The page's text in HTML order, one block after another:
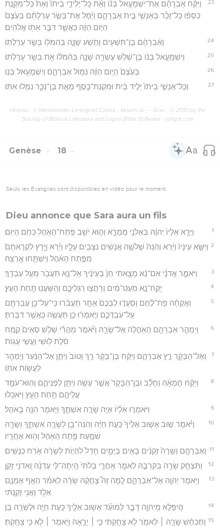
23
וַיִּקַּ֨ח אַבְרָהָ֜ם אֶת־יִשְׁמָעֵ֣אל בְּנ֗וֹ וְאֵ֨ת כָּל־יְלִידֵ֤י בֵיתוֹ֙ וְאֵת֙ כָּל־מִקְנַ֣ת
כַּסְפּ֔וֹ כָּל־זָכָ֕ר בְּאַנְשֵׁ֖י בֵּ֣ית אַבְרָהָ֑ם וַיָּ֜מָל אֶת־בְּשַׂ֣ר עָרְלָתָ֗ם בְּעֶ֙צֶם֙
הַיּ֣וֹם הַזֶּ֔ה כַּאֲשֶׁ֛ר דִּבֶּ֥ר אִתּ֖וֹ אֱלֹהִֽים׃
24 וְאַ֨בְרָהָ֔ם בֶּן־תִּשְׁעִ֥ים וָתֵ֖שַׁע שָׁנָ֑ה בְּהִמֹּל֖וֹ בְּשַׂ֥ר עָרְלָתֽוֹ׃
25 וְיִשְׁמָעֵ֣אל בְּנ֔וֹ בֶּן־שְׁלֹ֥שׁ עֶשְׂרֵ֖ה שָׁנָ֑ה בְּהִ֨מֹּל֔וֹ אֵ֖ת בְּשַׂ֥ר עָרְלָתֽוֹ׃
26 בְּעֶ֙צֶם֙ הַיּ֣וֹם הַזֶּ֔ה נִמּ֖וֹל אַבְרָהָ֑ם וְיִשְׁמָעֵ֖אל בְּנֽוֹ׃
27 וְכָל־אַנְשֵׁ֤י בֵיתוֹ֙ יְלִ֣יד בָּ֔יִת וּמִקְנַת־כֶּ֖סֶף מֵאֵ֣ת בֶּן־נֵכָ֑ר נִמֹּ֖לוּ אִתּֽוֹ׃
Hébreu : © Westminster Leningrad Codex - tanach.us --- Grec : © 2010 by the
Society of Biblical Literature and Logos Bible Software - sblgnt.com
Genèse 18
Seuls les Évangiles sont disponibles en vidéo pour le moment.
Dieu annonce que Sara aura un fils
1 וַיֵּרָ֤א אֵלָיו֙ יְהוָ֔ה בְּאֵלֹנֵ֖י מַמְרֵ֑א וְה֛וּא יֹשֵׁ֥ב פֶּֽתַח־הָאֹ֖הֶל כְּחֹ֥ם הַיּֽוֹם׃
2 וַיִּשָּׂ֤א עֵינָיו֙ וַיַּ֔רְא וְהִנֵּה֙ שְׁלֹשָׁ֣ה אֲנָשִׁ֔ים נִצָּבִ֖ים עָלָ֑יו וַיַּ֗רְא וַיָּ֤רָץ לִקְרָאתָם֙
מִפֶּ֣תַח הָאֹ֔הֶל וַיִּשְׁתַּ֖חוּ אָֽרְצָה׃
3 וַיֹּאמַ֑ר אֲדֹנָ֗י אִם־נָ֨א מָצָ֤אתִי חֵן֙ בְּעֵינֶ֔יךָ אַל־נָ֥א תַעֲבֹ֖ר מֵעַ֥ל עַבְדֶּֽךָ׃
4 יֻקַּֽח־נָ֣א מְעַט־מַ֔יִם וְרַחֲצ֖וּ רַגְלֵיכֶ֑ם וְהִֽשָּׁעֲנ֖וּ תַּ֥חַת הָעֵֽץ׃
5
וְאֶקְחָ֨ה פַת־לֶ֜חֶם וְסַעֲד֤וּ לִבְּכֶם֙ אַחַ֣ר תַּעֲבֹ֔רוּ כִּֽי־עַל־כֵּ֥ן עֲבַרְתֶּ֖ם
עַֽל־עַבְדְּכֶ֑ם וַיֹּ֣אמְר֔וּ כֵּ֥ן תַּעֲשֶׂ֖ה כַּאֲשֶׁ֥ר דִּבַּֽרְתָּ׃
6
וַיְמַהֵ֧ר אַבְרָהָ֛ם הָאֹ֖הֱלָה אֶל־שָׂרָ֑ה וַיֹּ֗אמֶר מַהֲרִ֞י שְׁלֹ֤שׁ סְאִים֙ קֶ֣מַח
סֹ֔לֶת ל֖וּשִׁי וַעֲשִׂ֥י עֻגֽוֹת׃
7
וְאֶל־הַבָּקָ֖ר רָ֣ץ אַבְרָהָ֑ם וַיִּקַּ֨ח בֶּן־בָּקָ֜ר רַ֤ךְ וָטוֹב֙ וַיִּתֵּ֣ן אֶל־הַנַּ֔עַר וַיְמַהֵ֖ר
לַעֲשׂ֥וֹת אֹתֽוֹ׃
8
וַיִּקַּ֨ח חֶמְאָ֜ה וְחָלָ֗ב וּבֶן־הַבָּקָר֙ אֲשֶׁ֣ר עָשָׂ֔ה וַיִּתֵּ֖ן לִפְנֵיהֶ֑ם וְהֽוּא־עֹמֵ֧ד
עֲלֵיהֶ֛ם תַּ֥חַת הָעֵ֖ץ וַיֹּאכֵֽלוּ׃
9 וַיֹּאמְר֣וּ אֵׄלָׄ֔יׄוׄ אַיֵּ֖ה שָׂרָ֣ה אִשְׁתֶּ֑ךָ וַיֹּ֖אמֶר הִנֵּ֥ה בָאֹֽהֶל׃
10
וַיֹּ֗אמֶר שׁ֣וֹב אָשׁ֤וּב אֵלֶ֙יךָ֙ כָּעֵ֣ת חַיָּ֔ה וְהִנֵּה־בֵ֖ן לְשָׂרָ֣ה אִשְׁתֶּ֑ךָ וְשָׂרָ֥ה
שֹׁמַ֛עַת פֶּ֥תַח הָאֹ֖הֶל וְה֥וּא אַחֲרָֽיו׃
11 וְאַבְרָהָ֤ם וְשָׂרָה֙ זְקֵנִ֔ים בָּאִ֖ים בַּיָּמִ֑ים חָדַל֙ לִהְי֣וֹת לְשָׂרָ֔ה אֹ֖רַח כַּנָּשִֽׁים׃
12 וַתִּצְחַ֥ק שָׂרָ֖ה בְּקִרְבָּ֣הּ לֵאמֹ֑ר אַחֲרֵ֤י בְלֹתִי֙ הָֽיְתָה־לִּ֣י עֶדְנָ֔ה וַֽאדֹנִ֖י זָקֵֽן׃
13
וַיֹּ֥אמֶר יְהוָ֖ה אֶל־אַבְרָהָ֑ם לָ֣מָּה זֶּה֩ צָחֲקָ֨ה שָׂרָ֜ה לֵאמֹ֗ר הַאַ֥ף אֻמְנָ֛ם
אֵלֵ֖ד וַאֲנִ֥י זָקַֽנְתִּי׃
14 הֲיִפָּלֵ֥א מֵיְהוָ֖ה דָּבָ֑ר לַמּוֹעֵ֞ד אָשׁ֥וּב אֵלֶ֛יךָ כָּעֵ֥ת חַיָּ֖ה וּלְשָׂרָ֥ה בֵֽן׃
15 וַתְּכַחֵ֨שׁ שָׂרָ֧ה ׀ לֵאמֹ֛ר לֹ֥א צָחַ֖קְתִּי כִּ֣י ׀ יָרֵ֑אָה וַיֹּ֥אמֶר ׀ לֹ֖א כִּ֥י צָחָֽקְתְּ׃